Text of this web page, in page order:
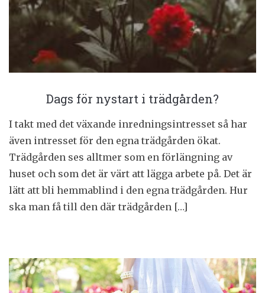
Dags för nystart i trädgården?
I takt med det växande inredningsintresset så har
även intresset för den egna trädgården ökat.
Trädgården ses alltmer som en förlängning av
huset och som det är värt att lägga arbete på. Det är
lätt att bli hemmablind i den egna trädgården. Hur
ska man få till den där trädgården […]